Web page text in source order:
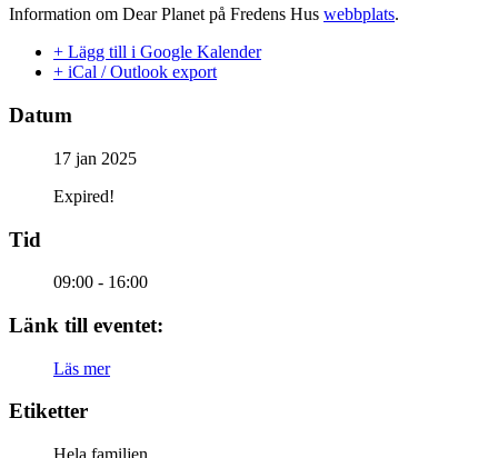
Information om Dear Planet på Fredens Hus webbplats.
+ Lägg till i Google Kalender
+ iCal / Outlook export
Datum
17 jan 2025
Expired!
Tid
09:00 - 16:00
Länk till eventet:
Läs mer
Etiketter